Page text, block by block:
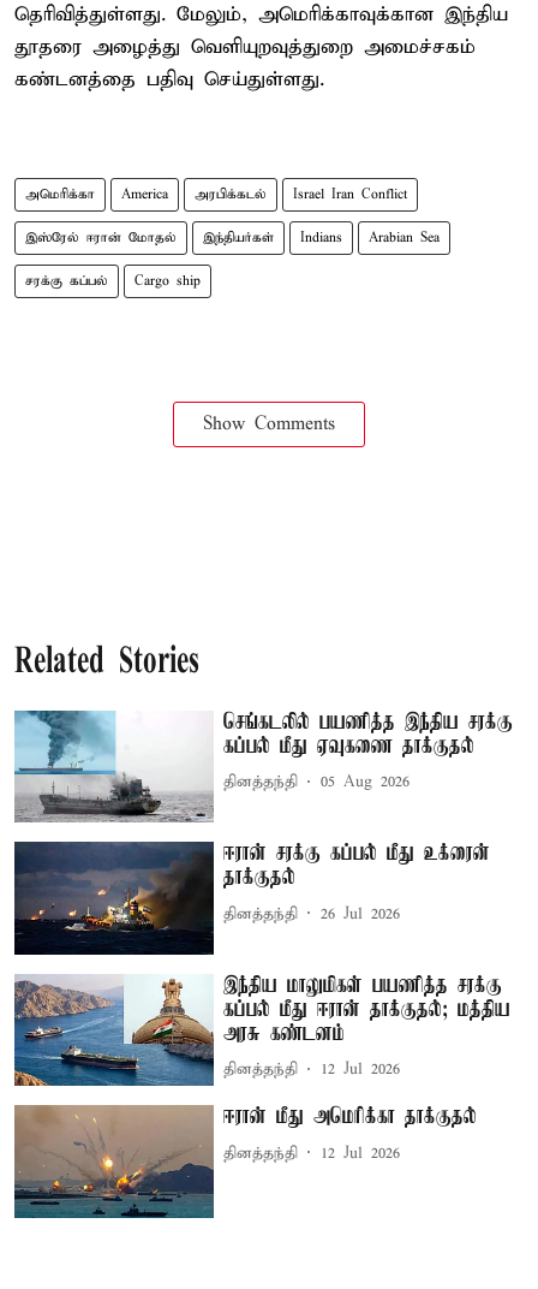
தெரிவித்துள்ளது. மேலும், அமெரிக்காவுக்கான இந்திய
தூதரை அழைத்து வெளியுறவுத்துறை அமைச்சகம்
கண்டனத்தை பதிவு செய்துள்ளது.
அமெரிக்கா America அரபிக்கடல் Israel Iran Conflict
இஸ்ரேல் ஈரான் மோதல் இந்தியர்கள் Indians Arabian Sea
சரக்கு கப்பல் Cargo ship
Show Comments
Related Stories
செங்கடலில் பயணித்த இந்திய சரக்கு
கப்பல் மீது ஏவுகணை தாக்குதல்
தினத்தந்தி 05 Aug 2026
ஈரான் சரக்கு கப்பல் மீது உக்ரைன்
தாக்குதல்
தினத்தந்தி 26 Jul 2026
இந்திய மாலுமிகள் பயணித்த சரக்கு
கப்பல் மீது ஈரான் தாக்குதல்; மத்திய
அரசு கண்டனம்
தினத்தந்தி 12 Jul 2026
ஈரான் மீது அமெரிக்கா தாக்குதல்
தினத்தந்தி 12 Jul 2026